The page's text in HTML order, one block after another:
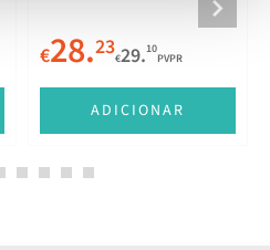
€28.23€29.10
PVPR
ADICIONAR